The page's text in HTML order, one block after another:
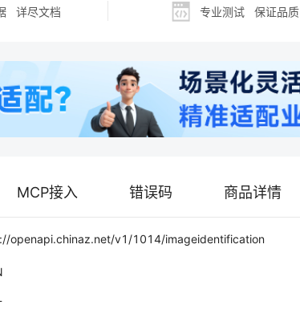
详尽文档 专业测试 保证品质
MCP接入 错误码 商品详情
openapi.chinaz.net/v1/1014/imageidentification